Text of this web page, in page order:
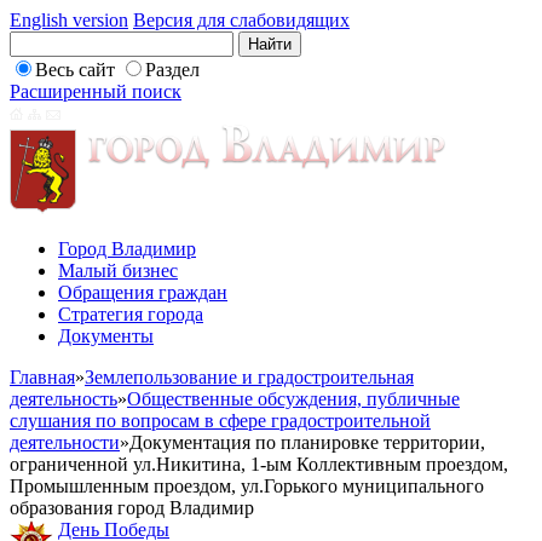
English version Версия для слабовидящих
Весь сайт
Раздел
Расширенный поиск
Город Владимир
Малый бизнес
Обращения граждан
Стратегия города
Документы
Главная»Землепользование и градостроительная
деятельность»Общественные обсуждения, публичные
слушания по вопросам в сфере градостроительной
деятельности»Документация по планировке территории,
ограниченной ул.Никитина, 1-ым Коллективным проездом,
Промышленным проездом, ул.Горького муниципального
образования город Владимир
День Победы